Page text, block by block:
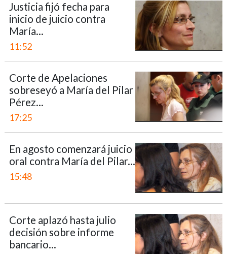
Justicia fijó fecha para
inicio de juicio contra
María...
11:52
Corte de Apelaciones
sobreseyó a María del Pilar
Pérez...
17:25
En agosto comenzará juicio
oral contra María del Pilar...
15:48
Corte aplazó hasta julio
decisión sobre informe
bancario...